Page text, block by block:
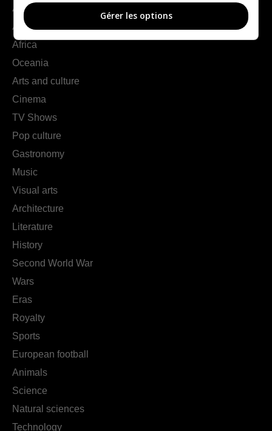
Americas
Asia
Africa
Oceania
Arts and culture
Cinema
TV Shows
Pop culture
Gastronomy
Music
Visual arts
Architecture
Literature
History
Second World War
Wars
Eras
Royalty
Sports
European football
Animals
Science
Natural sciences
Technology
Gérer les options